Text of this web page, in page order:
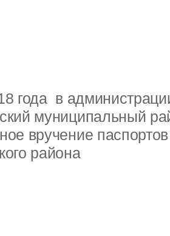
года в
муниципальный
вручение
района